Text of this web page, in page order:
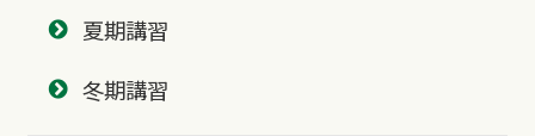
夏期講習
冬期講習